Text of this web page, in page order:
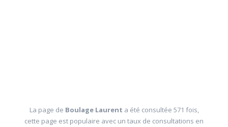
La page de Boulage Laurent a été consultée 571 fois,
cette page est populaire avec un taux de consultations en